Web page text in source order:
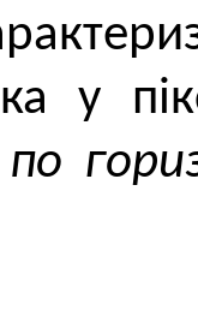
у
по